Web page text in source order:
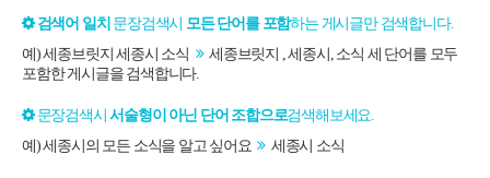
검색어 일치 문장검색시 모든 단어를 포함하는 게시글만 검색합니다.
예) 세종브릿지 세종시 소식
세종브릿지 , 세종시, 소식 세 단어를 모두
포함한 게시글을 검색합니다.
문장검색시서술형이 아닌 단어 조합으로검색해보세요.
예) 세종시의 모든 소식을 알고 싶어요 세종시 소식